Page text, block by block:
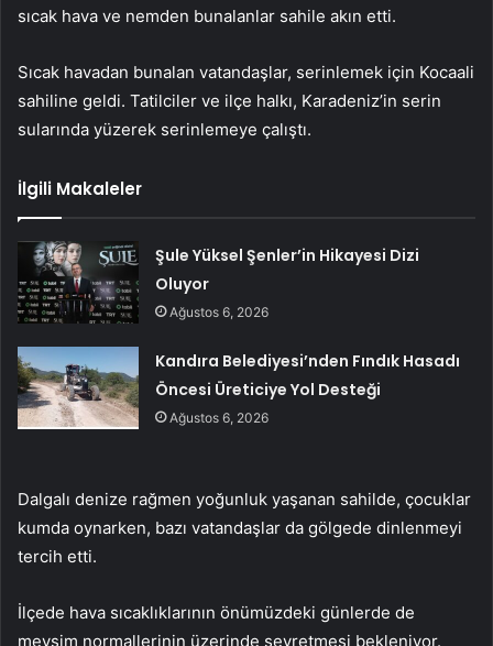
sıcak hava ve nemden bunalanlar sahile akın etti.
Sıcak havadan bunalan vatandaşlar, serinlemek için Kocaali
sahiline geldi. Tatilciler ve ilçe halkı, Karadeniz’in serin
sularında yüzerek serinlemeye çalıştı.
İlgili Makaleler
Şule Yüksel Şenler’in Hikayesi Dizi
Oluyor
Ağustos 6, 2026
Kandıra Belediyesi’nden Fındık Hasadı
Öncesi Üreticiye Yol Desteği
Ağustos 6, 2026
Dalgalı denize rağmen yoğunluk yaşanan sahilde, çocuklar
kumda oynarken, bazı vatandaşlar da gölgede dinlenmeyi
tercih etti.
İlçede hava sıcaklıklarının önümüzdeki günlerde de
mevsim normallerinin üzerinde seyretmesi bekleniyor.